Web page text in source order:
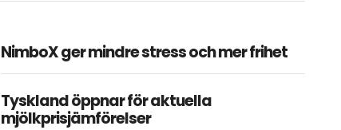
NimboX ger mindre stress och mer frihet
Tyskland öppnar för aktuella
mjölkprisjämförelser